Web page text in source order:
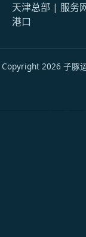
天津总部 | 服务
港口
Copyright 2026 子豚